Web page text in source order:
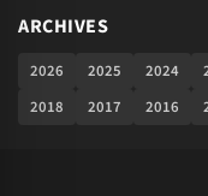
ARCHIVES
2026 2025 2024
2018
2017 2016